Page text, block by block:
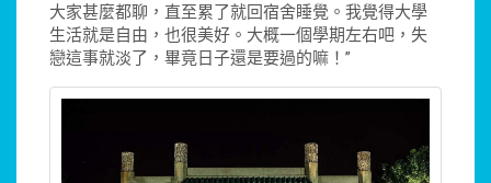
大家甚麼都聊，直至累了就回宿舍睡覺。我覺得大學
生活就是自由，也很美好。大概一個學期左右吧，失
戀這事就淡了，畢竟日子還是要過的嘛！”